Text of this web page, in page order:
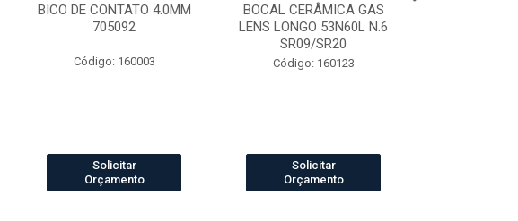
BICO DE CONTATO 4.0MM
705092
Código: 160003
Solicitar
Orçamento
BOCAL CERÂMICA GAS
LENS LONGO 53N60L N.6
SR09/SR20
Código: 160123
Solicitar
Orçamento